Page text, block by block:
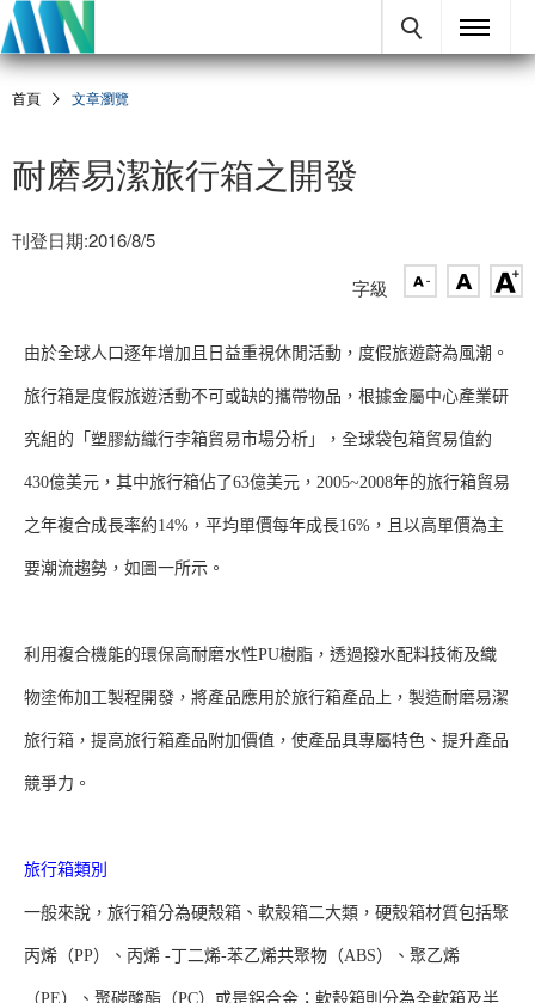
首頁 文章瀏覽
耐磨易潔旅行箱之開發
刊登日期:2016/8/5
字級
由於全球人口逐年增加且日益重視休閒活動，度假旅遊蔚為風潮。
旅行箱是度假旅遊活動不可或缺的攜帶物品，根據金屬中心產業研
究組的「塑膠紡織行李箱貿易市場分析」，全球袋包箱貿易值約
430億美元，其中旅行箱佔了63億美元，2005~2008年的旅行箱貿易
之年複合成長率約14%，平均單價每年成長16%，且以高單價為主
要潮流趨勢，如圖一所示。
利用複合機能的環保高耐磨水性PU樹脂，透過撥水配料技術及織
物塗佈加工製程開發，將產品應用於旅行箱產品上，製造耐磨易潔
旅行箱，提高旅行箱產品附加價值，使產品具專屬特色、提升產品
競爭力。
旅行箱類別
一般來說，旅行箱分為硬殼箱、軟殼箱二大類，硬殼箱材質包括聚
丙烯（PP）、丙烯 -丁二烯-苯乙烯共聚物（ABS）、聚乙烯
（PE）、聚碳酸酯（PC）或是鋁合金；軟殼箱則分為全軟箱及半